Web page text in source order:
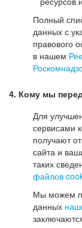
Полный
данных с
правового
в нашем
4. Кому мы
Для
сервисами
получают
сайта и
таких
файлов
Мы можем
данных